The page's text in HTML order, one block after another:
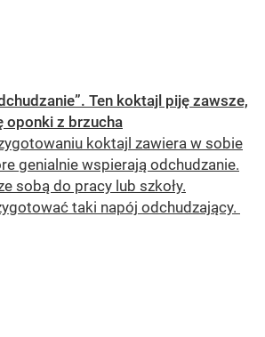
Ten koktajl piję zawsze,
oponki z brzucha
koktajl zawiera w sobie
genialnie wspierają odchudzanie.
sobą do pracy lub szkoły.
taki napój odchudzający.